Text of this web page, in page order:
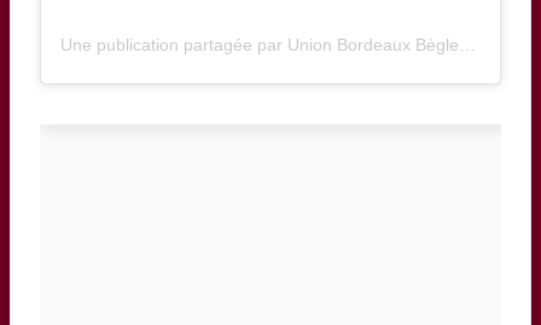
Une publication partagée par Union Bordeaux Bègles (@ubbrugby)